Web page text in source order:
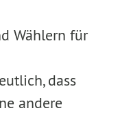
Wählern für
dass
andere